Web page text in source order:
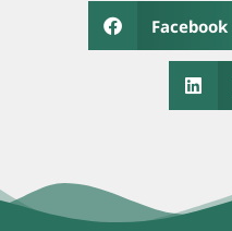
Facebook